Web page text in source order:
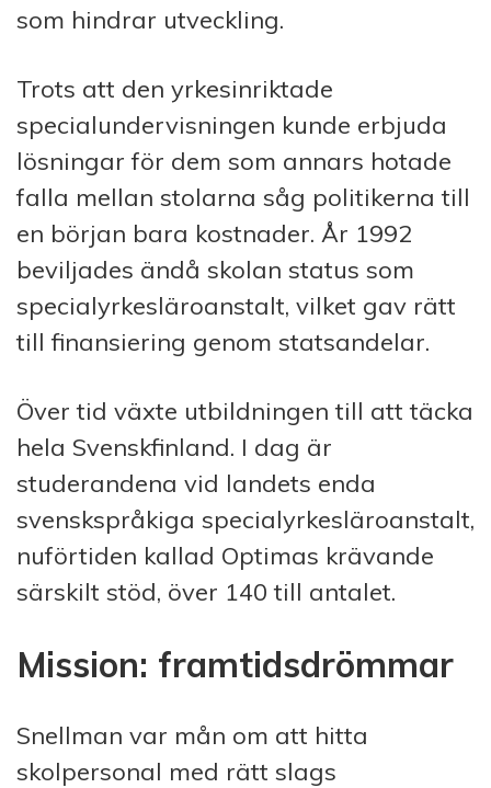
som hindrar utveckling.
Trots att den yrkesinriktade
specialundervisningen kunde erbjuda
lösningar för dem som annars hotade
falla mellan stolarna såg politikerna till
en början bara kostnader. År 1992
beviljades ändå skolan status som
specialyrkesläroanstalt, vilket gav rätt
till finansiering genom statsandelar.
Över tid växte utbildningen till att täcka
hela Svenskfinland. I dag är
studerandena vid landets enda
svenskspråkiga specialyrkesläroanstalt,
nuförtiden kallad Optimas krävande
särskilt stöd, över 140 till antalet.
Mission: framtidsdrömmar
Snellman var mån om att hitta
skolpersonal med rätt slags